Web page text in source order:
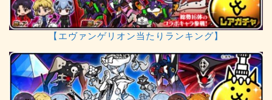
【エヴァンゲリオン当たりランキング】